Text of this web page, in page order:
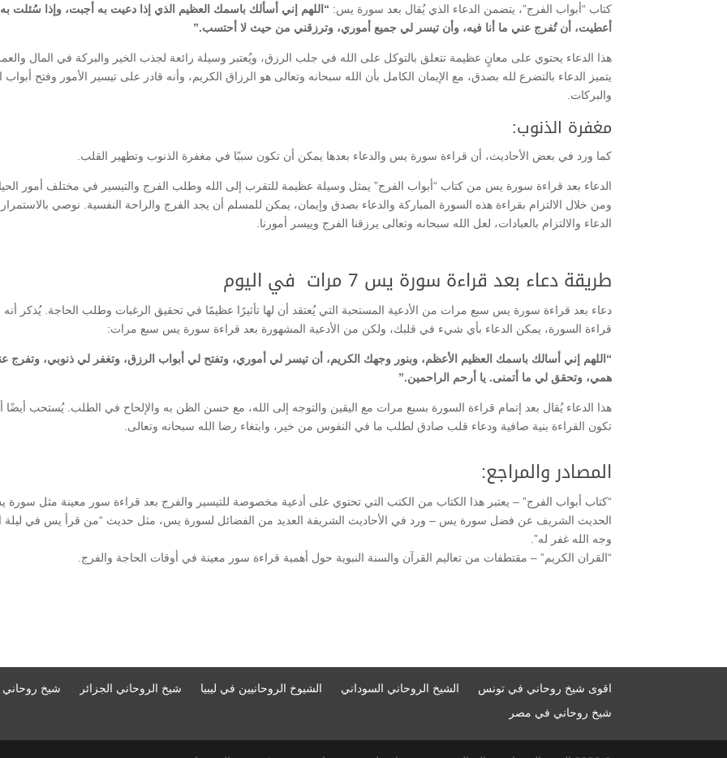
كتاب “أبواب الفرج”، يتضمن الدعاء الذي يُقال بعد سورة يس: “اللهم إني أسألك باسمك العظيم الذي إذا دعيت به أجبت، وإذا سُئلت به
أعطيت، أن تُفرج عني ما أنا فيه، وأن تيسر لي جميع أموري، وترزقني من حيث لا أحتسب.”
هذا الدعاء يحتوي على معانٍ عظيمة تتعلق بالتوكل على الله في جلب الرزق، ويُعتبر وسيلة رائعة لجذب الخير والبركة في المال
يتميز الدعاء بالتضرع لله بصدق، مع الإيمان الكامل بأن الله سبحانه وتعالى هو الرزاق الكريم، وأنه قادر على تيسير الأمور وفتح أبواب
والبركات.
مغفرة الذنوب:
كما ورد في بعض الأحاديث، أن قراءة سورة يس والدعاء بعدها يمكن أن تكون سببًا في مغفرة الذنوب وتطهير القلب.
الدعاء بعد قراءة سورة يس من كتاب “أبواب الفرج” يمثل وسيلة عظيمة للتقرب إلى الله وطلب الفرج والتيسير في مختلف أمور
ومن خلال الالتزام بقراءة هذه السورة المباركة والدعاء بصدق وإيمان، يمكن للمسلم أن يجد الفرج والراحة النفسية. نوصي
الدعاء والالتزام بالعبادات، لعل الله سبحانه وتعالى يرزقنا الفرج وييسر أمورنا.
طريقة دعاء بعد قراءة سورة يس 7 مرات في اليوم
دعاء بعد قراءة سورة يس سبع مرات من الأدعية المستحبة التي يُعتقد أن لها تأثيرًا عظيمًا في تحقيق الرغبات وطلب الحاجة. يُذكر أنه
قراءة السورة، يمكن الدعاء بأي شيء في قلبك، ولكن من الأدعية المشهورة بعد قراءة سورة يس سبع مرات:
“اللهم إني أسالك باسمك العظيم الأعظم، وبنور وجهك الكريم، أن تيسر لي أموري، وتفتح لي أبواب الرزق، وتغفر لي ذنوبي، وتفرج
همي، وتحقق لي ما أتمنى. يا أرحم الراحمين.”
هذا الدعاء يُقال بعد إتمام قراءة السورة بسبع مرات مع اليقين والتوجه إلى الله، مع حسن الظن به والإلحاح في الطلب. يُستحب أيضًا
تكون القراءة بنية صافية ودعاء قلب صادق لطلب ما في النفوس من خير، وابتغاء رضا الله سبحانه وتعالى.
المصادر والمراجع:
“كتاب أبواب الفرج” – يعتبر هذا الكتاب من الكتب التي تحتوي على أدعية مخصوصة للتيسير والفرج بعد قراءة سور معينة مثل سورة
الحديث الشريف عن فضل سورة يس – ورد في الأحاديث الشريفة العديد من الفضائل لسورة يس، مثل حديث “من قرأ يس في ليلة
وجه الله غفر له”.
“القران الكريم” – مقتطفات من تعاليم القرآن والسنة النبوية حول أهمية قراءة سور معينة في أوقات الحاجة والفرج.
اقوى شيخ روحاني في تونس الشيخ الروحاني السوداني الشيوخ الروحانيين في ليبيا شيخ الروحاني الجزائر شيخ روحاني
شيخ روحاني في مصر